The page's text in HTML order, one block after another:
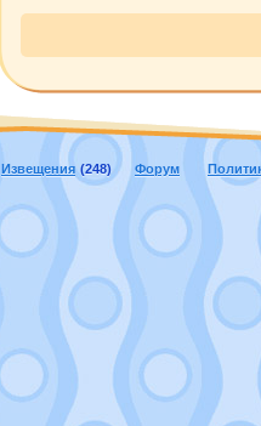
Извещения (248) Форум